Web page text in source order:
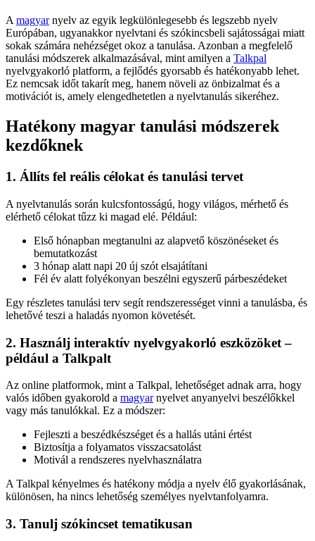
Amagyarnyelv az egyik legkülönlegesebb és legszebb nyelv
Európában, ugyanakkor nyelvtani és szókincsbeli sajátosságai miatt
sokak számára nehézséget okoz a tanulása. Azonban a megfelelő
tanulási módszerek alkalmazásával, mint amilyen a Talkpal
nyelvgyakorló platform, a fejlődés gyorsabb és hatékonyabb lehet.
Ez nemcsak időt takarít meg, hanem növeli az önbizalmat és a
motivációt is, amely elengedhetetlen a nyelvtanulás sikeréhez.
Hatékony magyar tanulási módszerek
kezdőknek
1. Állíts fel reális célokat és tanulási tervet
A nyelvtanulás során kulcsfontosságú, hogy világos, mérhető és
elérhető célokat tűzz ki magad elé. Például:
Első hónapban megtanulni az alapvető köszönéseket és
bemutatkozást
3 hónap alatt napi 20 új szót elsajátítani
Fél év alatt folyékonyan beszélni egyszerű párbeszédeket
Egy részletes tanulási terv segít rendszerességet vinni a tanulásba, és
lehetővé teszi a haladás nyomon követését.
2. Használj interaktív nyelvgyakorló eszközöket –
például a Talkpalt
Az online platformok, mint a Talkpal, lehetőséget adnak arra, hogy
valós időben gyakorold a magyarnyelvet anyanyelvi beszélőkkel
vagy más tanulókkal. Ez a módszer:
Fejleszti a beszédkészséget és a hallás utáni értést
Biztosítja a folyamatos visszacsatolást
Motivál a rendszeres nyelvhasználatra
A Talkpal kényelmes és hatékony módja a nyelv élő gyakorlásának,
különösen, ha nincs lehetőség személyes nyelvtanfolyamra.
3. Tanulj szókincset tematikusan